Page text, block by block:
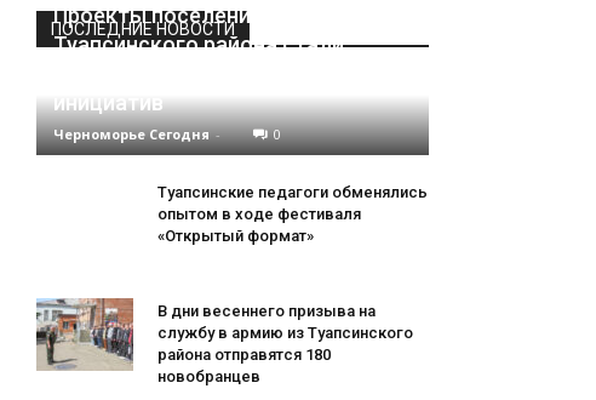
ПОСЛЕДНИЕ НОВОСТИ
Проекты поселений
Туапсинского района стали
инициатив
Черноморье Сегодня - 0
Туапсинские педагоги обменялись
опытом в ходе фестиваля
«Открытый формат»
В дни весеннего призыва на
службу в армию из Туапсинского
района отправятся 180
новобранцев